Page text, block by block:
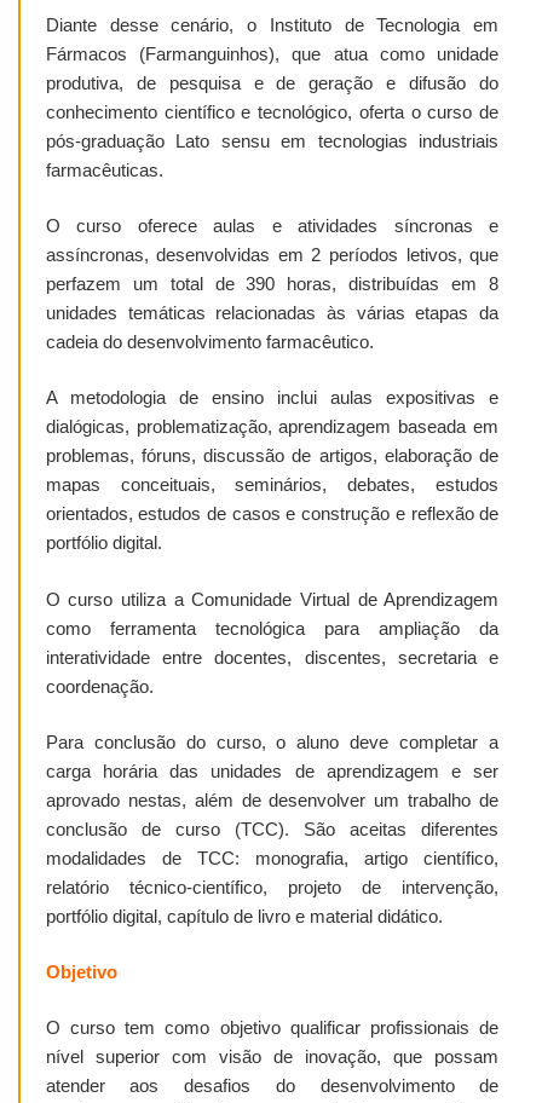
Diante desse cenário, o Instituto de Tecnologia em
Fármacos (Farmanguinhos), que atua como unidade
produtiva, de pesquisa e de geração e difusão do
conhecimento científico e tecnológico, oferta o curso de
pós-graduação Lato sensu em tecnologias industriais
farmacêuticas.
O curso oferece aulas e atividades síncronas e
assíncronas, desenvolvidas em 2 períodos letivos, que
perfazem um total de 390 horas, distribuídas em 8
unidades temáticas relacionadas às várias etapas da
cadeia do desenvolvimento farmacêutico.
A metodologia de ensino inclui aulas expositivas e
dialógicas, problematização, aprendizagem baseada em
problemas, fóruns, discussão de artigos, elaboração de
mapas conceituais, seminários, debates, estudos
orientados, estudos de casos e construção e reflexão de
portfólio digital.
O curso utiliza a Comunidade Virtual de Aprendizagem
como ferramenta tecnológica para ampliação da
interatividade entre docentes, discentes, secretaria e
coordenação.
Para conclusão do curso, o aluno deve completar a
carga horária das unidades de aprendizagem e ser
aprovado nestas, além de desenvolver um trabalho de
conclusão de curso (TCC). São aceitas diferentes
modalidades de TCC: monografia, artigo científico,
relatório técnico-científico, projeto de intervenção,
portfólio digital, capítulo de livro e material didático.
Objetivo
O curso tem como objetivo qualificar profissionais de
nível superior com visão de inovação, que possam
atender aos desafios do desenvolvimento de